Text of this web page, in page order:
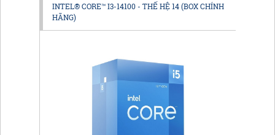
INTEL® CORE™ I3-14100 - THẾ HỆ 14 (BOX CHÍNH
HÃNG)